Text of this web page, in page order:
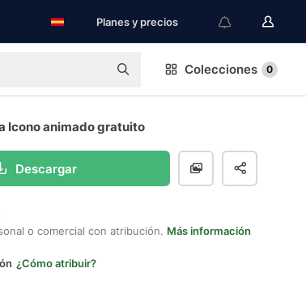
Planes y precios
Colecciones 0
Icono animado gratuito
Descargar
o comercial con atribución. Más información
¿Cómo atribuir?